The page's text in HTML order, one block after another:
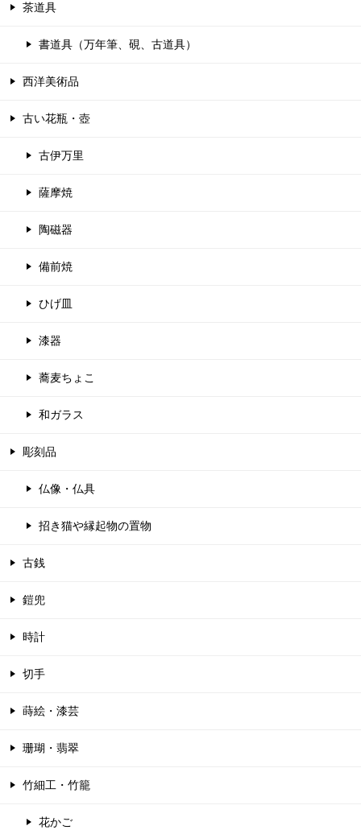
茶道具
書道具（万年筆、硯、古道具）
西洋美術品
古い花瓶・壺
古伊万里
薩摩焼
陶磁器
備前焼
ひげ皿
漆器
蕎麦ちょこ
和ガラス
彫刻品
仏像・仏具
招き猫や縁起物の置物
古銭
鎧兜
時計
切手
蒔絵・漆芸
珊瑚・翡翠
竹細工・竹籠
花かご